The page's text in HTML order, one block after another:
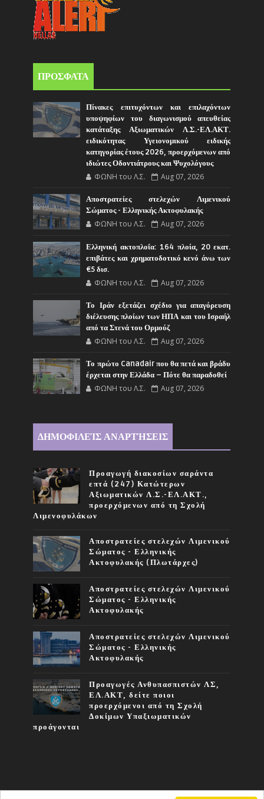
ΠΡΟΣΦΑΤΑ
Πίνακες επιτυχόντων και επιλαχόντων
υποψηφίων του διαγωνισμού απευθείας
κατάταξης Αξιωματικών Λ.Σ.-ΕΛ.ΑΚΤ.
ειδικότητας Υγειονομικού ειδικής
κατηγορίας έτους 2026, προερχόμενων από
ιδιώτες Οδοντιάτρους και Ψυχολόγους
ΦΩΝΗ του Λ.Σ. Aug 07, 2026
Αποστρατείες στελεχών Λιμενικού
Σώματος - Ελληνικής Ακτοφυλακής
ΦΩΝΗ του Λ.Σ. Aug 07, 2026
Ελληνική ακτοπλοΐα: 164 πλοία, 20 εκατ.
επιβάτες και χρηματοδοτικό κενό άνω των
€5 δισ.
ΦΩΝΗ του Λ.Σ. Aug 07, 2026
Το Ιράν εξετάζει σχέδιο για απαγόρευση
διέλευσης πλοίων των ΗΠΑ και του Ισραήλ
από τα Στενά του Ορμούζ
ΦΩΝΗ του Λ.Σ. Aug 07, 2026
Το πρώτο Canadair που θα πετά και βράδυ
έρχεται στην Ελλάδα – Πότε θα παραδοθεί
ΦΩΝΗ του Λ.Σ. Aug 07, 2026
ΔΗΜΟΦΙΛΕΊΣ ΑΝΑΡΤΉΣΕΙΣ
Προαγωγή διακοσίων σαράντα
επτά (247) Κατώτερων
Αξιωματικών Λ.Σ.-ΕΛ.ΑΚΤ.,
προερχόμενων από τη Σχολή
Λιμενοφυλάκων
Αποστρατείες στελεχών Λιμενικού
Σώματος - Ελληνικής
Ακτοφυλακής (Πλωτάρχες)
Αποστρατείες στελεχών Λιμενικού
Σώματος - Ελληνικής
Ακτοφυλακής
Αποστρατείες στελεχών Λιμενικού
Σώματος - Ελληνικής
Ακτοφυλακής
Προαγωγές Ανθυπασπιστών ΛΣ,
ΕΛ.ΑΚΤ, δείτε ποιοι
προερχόμενοι από τη Σχολή
Δοκίμων Υπαξιωματικών
προάγονται